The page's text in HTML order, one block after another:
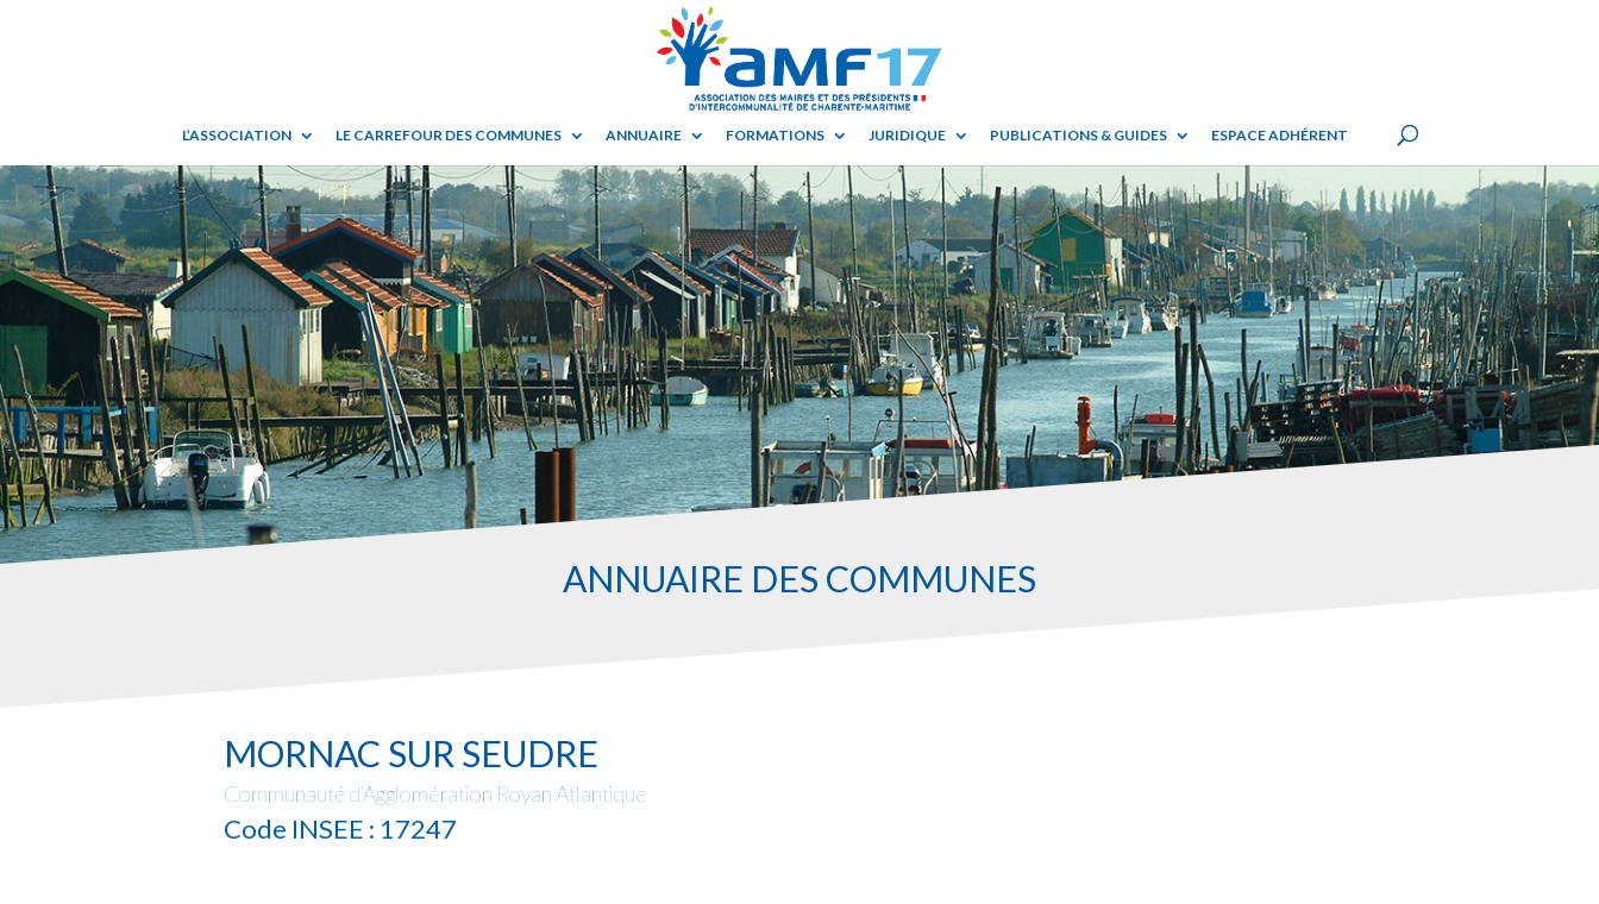
L’ASSOCIATION LE CARREFOUR DES COMMUNES ANNUAIRE FORMATIONS JURIDIQUE PUBLICATIONS & GUIDES ESPACE ADHÉRENT
ANNUAIRE DES COMMUNES
MORNAC SUR SEUDRE
Communauté d’Agglomération Royan Atlantique
Code INSEE : 17247